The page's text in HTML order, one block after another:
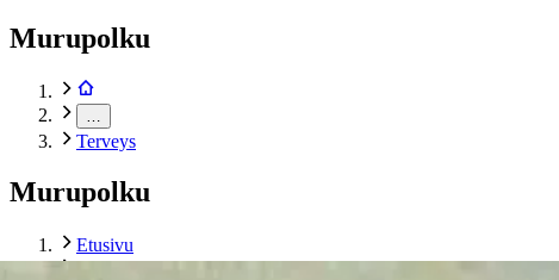
Murupolku
Terveys
Murupolku
Etusivu